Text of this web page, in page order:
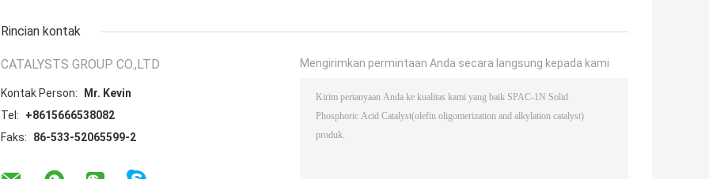
Rincian kontak
CATALYSTS GROUP CO.,LTD
Kontak Person:
Mr. Kevin
Tel:
+8615666538082
Faks:
86-533-52065599-2
Mengirimkan permintaan Anda secara langsung kepada kami